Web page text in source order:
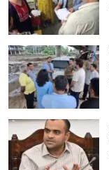
लाइफस्टाइल
टेक्नोलॉजी
अन्य
उत्तर प्रदेश
फोटो